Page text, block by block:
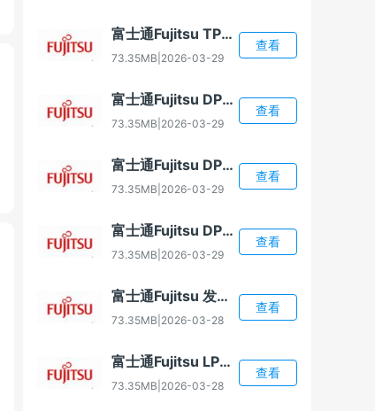
富士通Fujitsu TPS3500 打印机驱动
73.35MB 2026-03-29
查看
富士通Fujitsu DPK6635K 打印机驱动
73.35MB 2026-03-29
查看
富士通Fujitsu DPK320 打印机驱动
73.35MB 2026-03-29
查看
富士通Fujitsu DPL4010X 打印机驱动
73.35MB 2026-03-29
查看
富士通Fujitsu 发票小新 打印机驱动
73.35MB 2026-03-28
查看
富士通Fujitsu LPK2450 打印机驱动
73.35MB 2026-03-28
查看